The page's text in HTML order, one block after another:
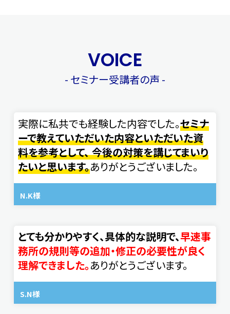
VOICE
- セミナー受講者の声 -
実際に私共でも経験した内容でした。セミナ
ーで教えていただいた内容といただいた資
料を参考として、 今後の対策を講じてまいり
たいと思います。ありがとうございました。
N.K様
とても分かりやすく、具体的な説明で、早速事
務所の規則等の追加・修正の必要性が良く
理解できました。ありがとうございます。
S.N様